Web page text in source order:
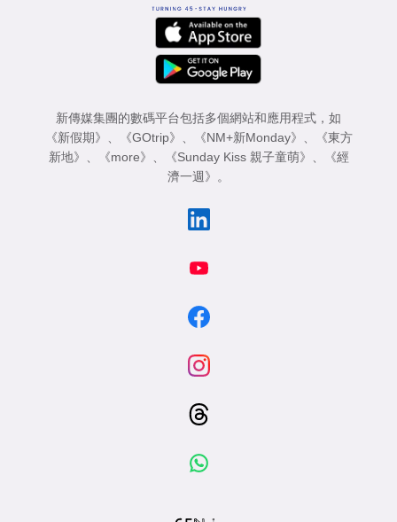
新傳媒集團的數碼平台包括多個網站和應用程式，如
《新假期》 、 《GOtrip》 、 《NM+新Monday》 、
《東方
新地》 、 《more》 、 《Sunday Kiss 親子童萌》 、
《經
濟一週》 。